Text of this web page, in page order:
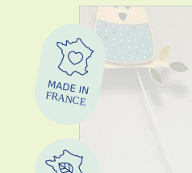
Zoom